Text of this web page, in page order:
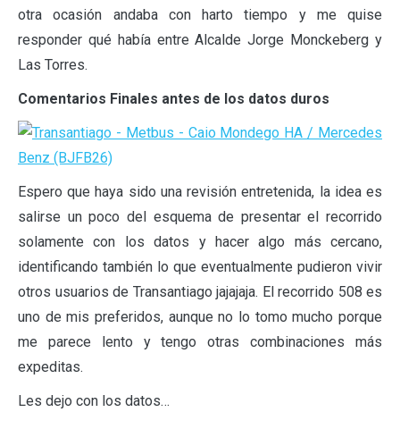
otra ocasión andaba con harto tiempo y me quise
responder qué había entre Alcalde Jorge Monckeberg y
Las Torres.
Comentarios Finales antes de los datos duros
Espero que haya sido una revisión entretenida, la idea es
salirse un poco del esquema de presentar el recorrido
solamente con los datos y hacer algo más cercano,
identificando también lo que eventualmente pudieron vivir
otros usuarios de Transantiago jajajaja. El recorrido 508 es
uno de mis preferidos, aunque no lo tomo mucho porque
me parece lento y tengo otras combinaciones más
expeditas.
Les dejo con los datos…